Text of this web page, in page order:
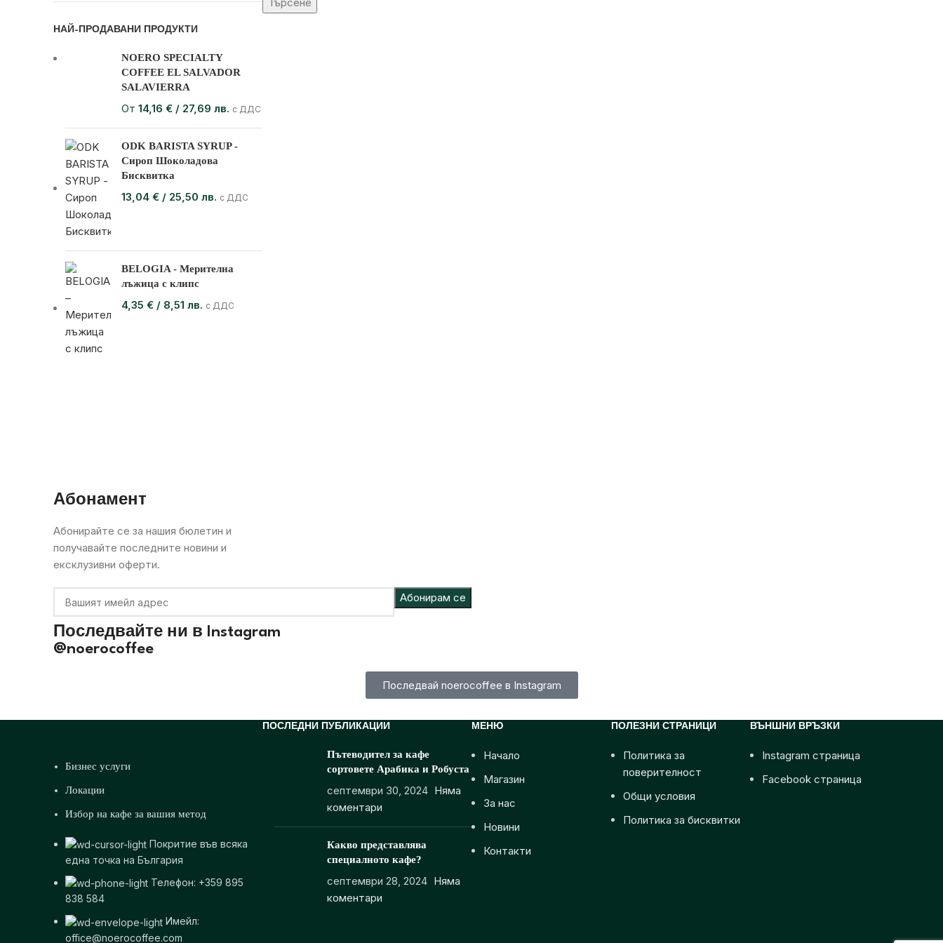
НАЙ-ПРОДАВАНИ ПРОДУКТИ
NOERO SPECIALTY
COFFEE EL SALVADOR
SALAVIERRA
От 14,16 € / 27,69 лв. с ДДС
ODK BARISTA SYRUP -
Сироп Шоколадова
Бисквитка
13,04 € / 25,50 лв. с ДДС
BELOGIA - Мерителна
лъжица с клипс
4,35 € / 8,51 лв. с ДДС
Абонамент
Абонирайте се за нашия бюлетин и
получавайте последните новини и
ексклузивни оферти.
Последвайте ни в
Instagram
@noerocoffee
Последвай noerocoffee в Instagram
Бизнес услуги
Локации
Избор на кафе за вашия метод
Покритие във всяка
една точка на България
Телефон: +359 895
838 584
Имейл:
office@noerocoffee.com
ПОСЛЕДНИ ПУБЛИКАЦИИ
Пътеводител за кафе
сортовете Арабика и Робуста
септември 30, 2024 Няма
коментари
Какво представлява
специалното кафе?
септември 28, 2024 Няма
коментари
МЕНЮ
Начало
Магазин
За нас
Новини
Контакти
ПОЛЕЗНИ СТРАНИЦИ
Политика за
поверителност
Общи условия
Политика за бисквитки
ВЪНШНИ ВРЪЗКИ
Instagram страница
Facebook страница